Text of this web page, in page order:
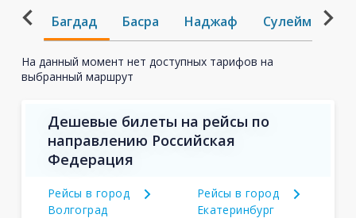
Багдад Басра Наджаф Сулеймания
На данный момент нет доступных тарифов на
выбранный маршрут
Дешевые билеты на рейсы по
направлению Российская
Федерация
Рейсы в город
Волгоград
Рейсы в город
Екатеринбург